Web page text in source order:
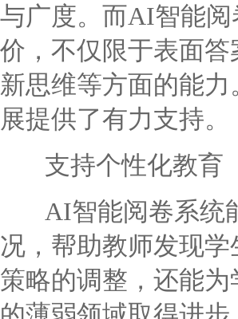
与广度。而AI智能
价，不仅限于表面
新思维等方面的能
展提供了有力支持。
支持个性化教育
AI智能阅卷系统能
况，帮助教师发现
策略的调整，还能